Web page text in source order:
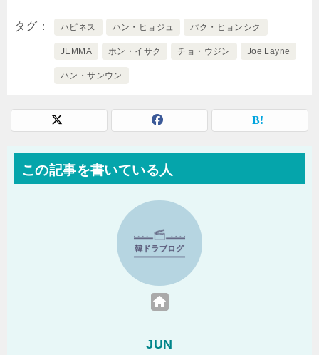
タグ ハピネス ハン・ヒョジュ パク・ヒョンシク
JEMMA ホン・イサク チョ・ウジン Joe Layne
ハン・サンウン
この記事を書いている人
JUN